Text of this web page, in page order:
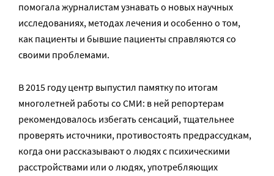
помогала журналистам узнавать о новых научных
исследованиях, методах лечения и особенно о том,
как пациенты и бывшие пациенты справляются со
своими проблемами.
В 2015 году центр выпустил памятку по итогам
многолетней работы со СМИ: в ней репортерам
рекомендовалось избегать сенсаций, тщательнее
проверять источники, противостоять предрассудкам,
когда они рассказывают о людях с психическими
расстройствами или о людях, употребляющих